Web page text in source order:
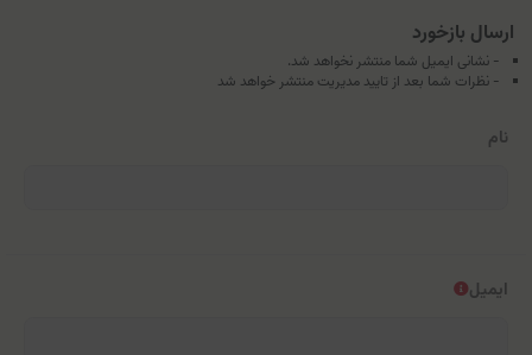
ارسال بازخورد
- نشانی ایمیل شما منتشر نخواهد شد.
- نظرات شما بعد از تایید مدیریت منتشر خواهد شد
نام
ایمیل